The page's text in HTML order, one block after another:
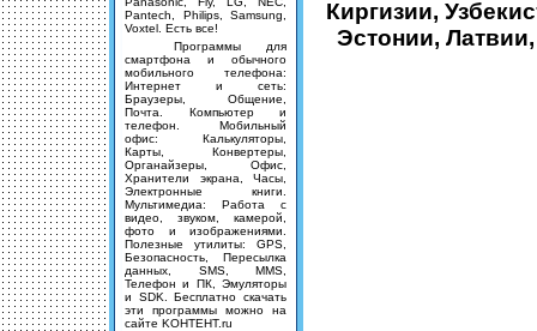
Pantech, Philips, Samsung,
Voxtel. Есть все!
Программы для
смартфона и обычного
мобильного телефона:
Интернет и сеть:
Браузеры, Общение,
Почта. Компьютер и
телефон. Мобильный
офис: Калькуляторы,
Карты, Конвертеры,
Органайзеры, Офис,
Хранители экрана, Часы,
Электронные книги.
Мультимедиа: Работа с
видео, звуком, камерой,
фото и изображениями.
Полезные утилиты: GPS,
Безопасность, Пересылка
данных, SMS, MMS,
Телефон и ПК, Эмуляторы
и SDK. Бесплатно скачать
эти программы можно на
сайте KOHTEHT.ru
Киргизии,
Эстонии,